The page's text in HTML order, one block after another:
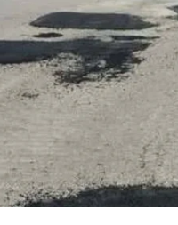
]
Quando l’irritazione
venirne fuori.
REDAZIONE
] L’appuntamento
d’incontro
CRONACA
]
Forse è solo una
un regime di welfare
ECONOMIA